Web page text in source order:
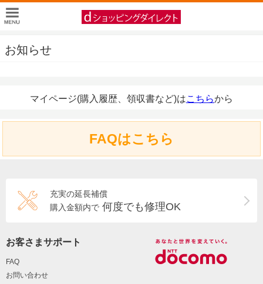
お知らせ
マイページ(購入履歴、領収書など)はこちらから
FAQはこちら
充実の延長補償
購入金額内で 何度でも修理OK
お客さまサポート
FAQ
お問い合わせ